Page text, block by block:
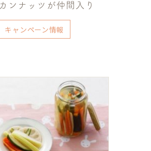
カンナッツが仲間入り
キャンペーン情報